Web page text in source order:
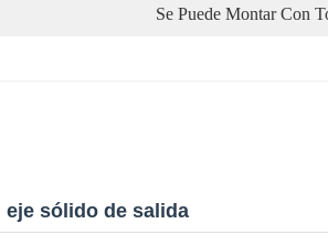
Se Puede Montar Con
sólido de salida